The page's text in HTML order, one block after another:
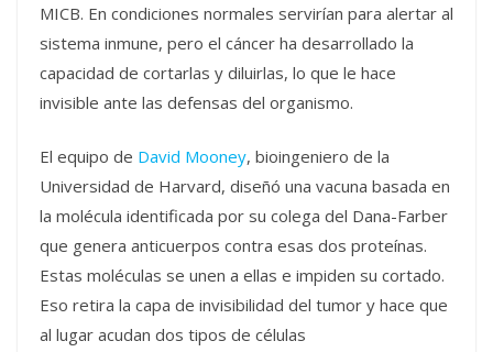
MICB. En condiciones normales servirían para alertar al
sistema inmune, pero el cáncer ha desarrollado la
capacidad de cortarlas y diluirlas, lo que le hace
invisible ante las defensas del organismo.
El equipo de David Mooney, bioingeniero de la
Universidad de Harvard, diseñó una vacuna basada en
la molécula identificada por su colega del Dana-Farber
que genera anticuerpos contra esas dos proteínas.
Estas moléculas se unen a ellas e impiden su cortado.
Eso retira la capa de invisibilidad del tumor y hace que
al lugar acudan dos tipos de células